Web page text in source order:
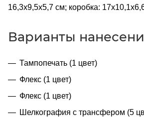
16,3х9,5х5,7 см; коробка:
Варианты
Тампопечать (1 цвет)
Флекс (1 цвет)
Флекс (1 цвет)
Шелкография с трансфером (5